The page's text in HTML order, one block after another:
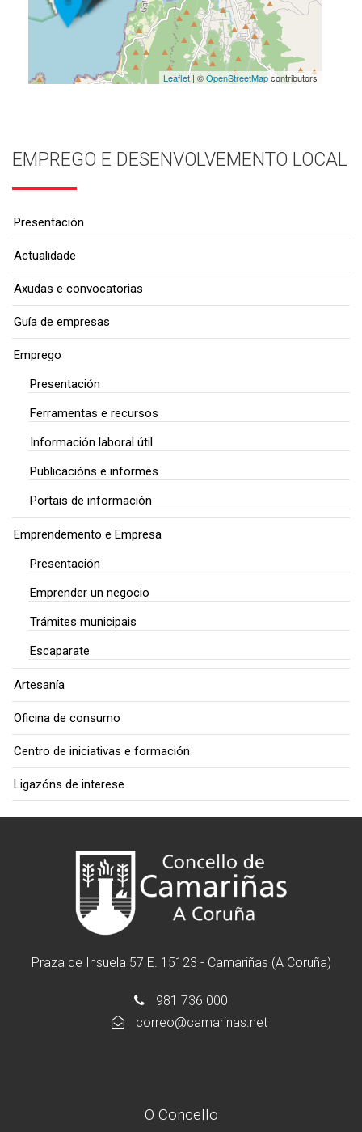
Leaflet| ©OpenStreetMapcontributors
EMPREGO E DESENVOLVEMENTO LOCAL
Presentación
Actualidade
Axudas e convocatorias
Guía de empresas
Emprego
Presentación
Ferramentas e recursos
Información laboral útil
Publicacións e informes
Portais de información
Emprendemento e Empresa
Presentación
Emprender un negocio
Trámites municipais
Escaparate
Artesanía
Oficina de consumo
Centro de iniciativas e formación
Ligazóns de interese
Praza de Insuela 57 E. 15123 - Camariñas (A Coruña)
981 736 000
correo@camarinas.net
O Concello